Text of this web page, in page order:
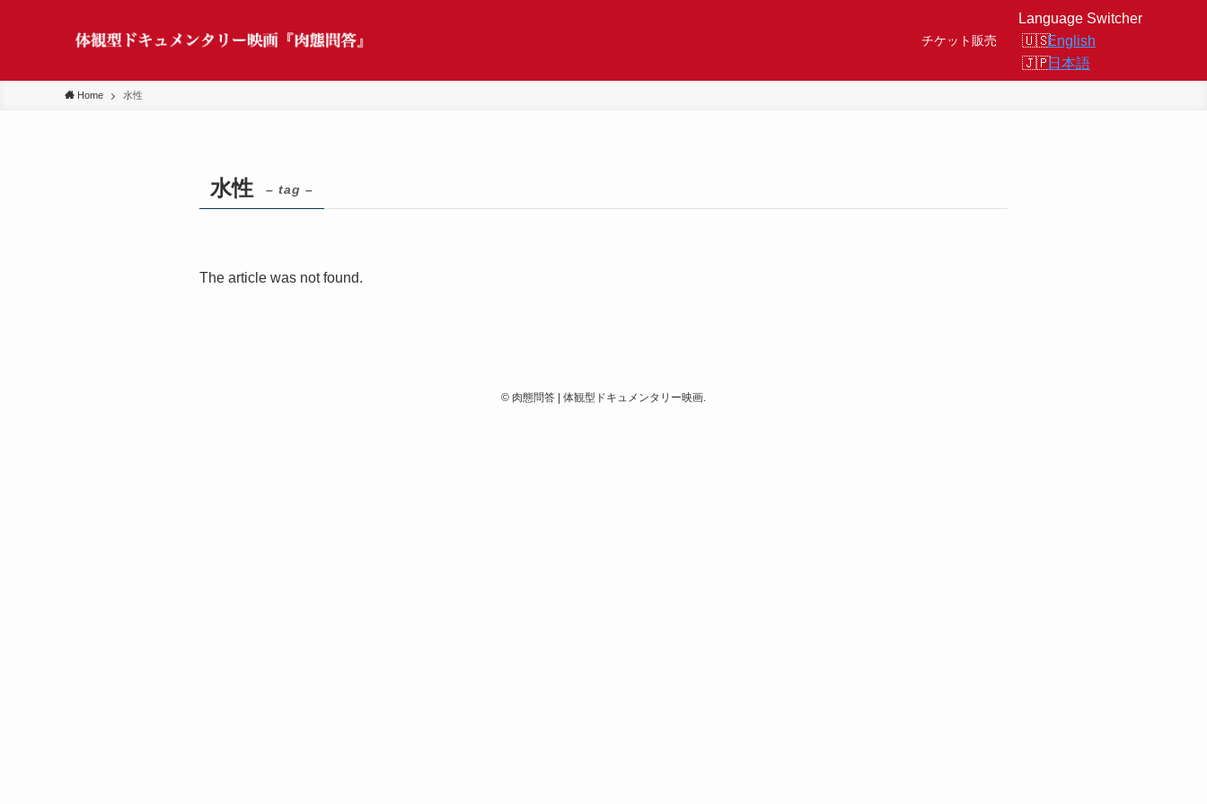
チケット販売
Language Switcher
English
日本語
Home 水性
水性 – tag –
The article was not found.
© 肉態問答 | 体観型ドキュメンタリー映画.